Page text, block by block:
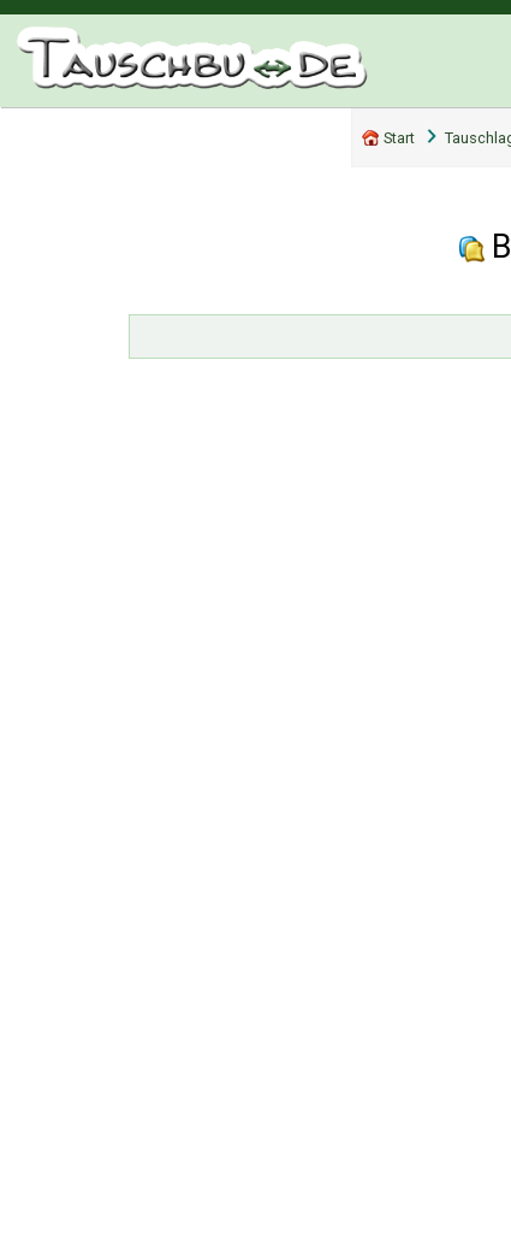
Start